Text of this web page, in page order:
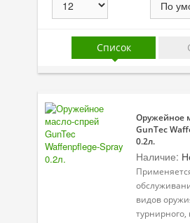
Линейка масел Special Tec
Линейка масел Optimal
Присадки
Присадки в системы
Присадки в топливо
Трансмиссионные масла
Список
Оружейное
GunTec
0.2л.
Наличие:
видов
турнирного,